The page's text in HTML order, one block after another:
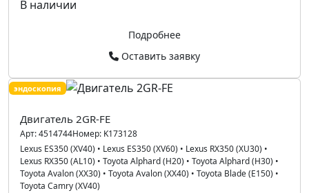
В наличии
Подробнее
Оставить заявку
эндоскопия
Двигатель 2GR-FE
Арт:4514744Номер: K173128
Lexus ES350 (XV40) • Lexus ES350 (XV60) • Lexus RX350 (XU30) •
Lexus RX350 (AL10) • Toyota Alphard (H20) • Toyota Alphard (H30) •
Toyota Avalon (XX30) • Toyota Avalon (XX40) • Toyota Blade (E150) •
Toyota Camry (XV40)